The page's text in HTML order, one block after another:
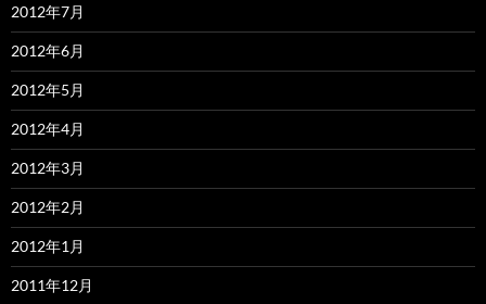
2012年7月
2012年6月
2012年5月
2012年4月
2012年3月
2012年2月
2012年1月
2011年12月